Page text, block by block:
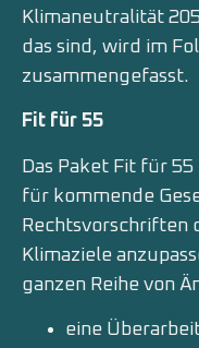
Klimaneutralität
das sind, wird im
zusammengefasst.
Fit für 55
Das Paket Fit für
für kommende
Rechtsvorschriften
Klimaziele
ganzen Reihe von
eine